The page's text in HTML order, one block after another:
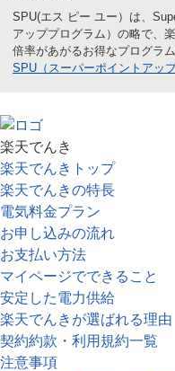
SPU(エス ピー ユー）は、
アッププログラム）の略で、
倍率があがるお得なプログラム
SPU（スーパーポイントアッ
楽天でんき
楽天でんきトップ
楽天でんきの特長
電気料金プラン
お申し込みの流れ
お支払い方法
マイページでできること
安定した電力供給
楽天でんきが選ばれる理由
契約約款・利用規約一覧
注意事項